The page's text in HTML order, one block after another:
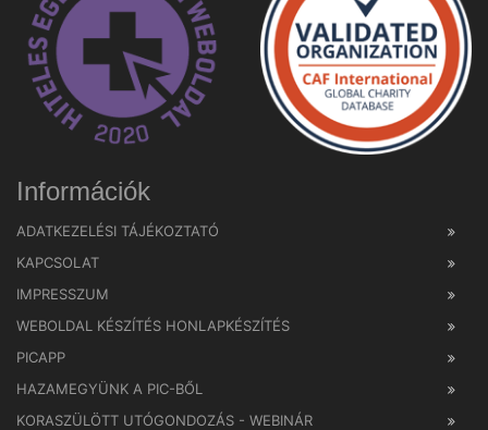
Információk
ADATKEZELÉSI TÁJÉKOZTATÓ
KAPCSOLAT
IMPRESSZUM
WEBOLDAL KÉSZÍTÉS HONLAPKÉSZÍTÉS
PICAPP
HAZAMEGYÜNK A PIC-BŐL
KORASZÜLÖTT UTÓGONDOZÁS - WEBINÁR